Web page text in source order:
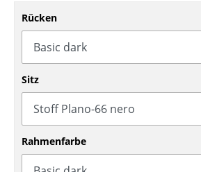
Schaukelstühle
Bürodrehstühle
Konferenzstühle
Bürosessel
Einzelteile
... alle Sitzmöbel
Rücken
Sitz
Rahmenfarbe